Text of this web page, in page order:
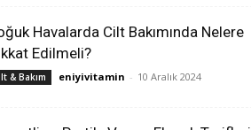
Havalarda Cilt Bakımında Nelere
Edilmeli?
& Bakım eniyivitamin - 10 Aralık 2024